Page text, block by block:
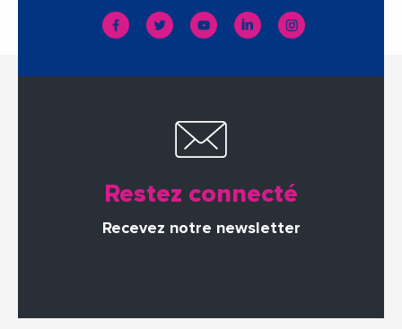
Restez connecté
Recevez notre newsletter